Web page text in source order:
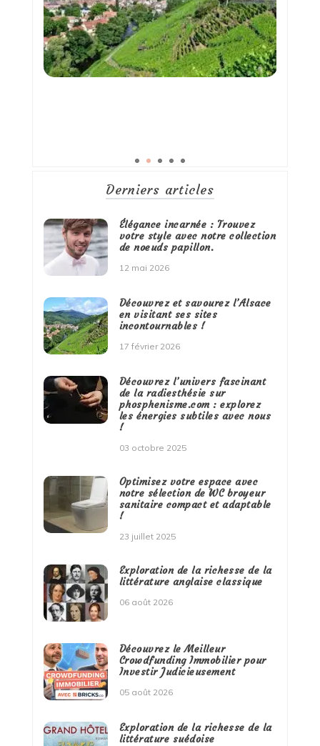
Derniers articles
Élégance incarnée : Trouvez
votre style avec notre collection
de noeuds papillon.
12 mai 2026
Découvrez et savourez l’Alsace
en visitant ses sites
incontournables !
17 février 2026
Découvrez l’univers fascinant
de la radiesthésie sur
phosphenisme.com : explorez
les énergies subtiles avec nous
!
03 octobre 2025
Optimisez votre espace avec
notre sélection de WC broyeur
sanitaire compact et adaptable
!
23 juillet 2025
Exploration de la richesse de la
littérature anglaise classique
06 août 2026
Découvrez le Meilleur
Crowdfunding Immobilier pour
Investir Judicieusement
05 août 2026
Exploration de la richesse de la
littérature suédoise